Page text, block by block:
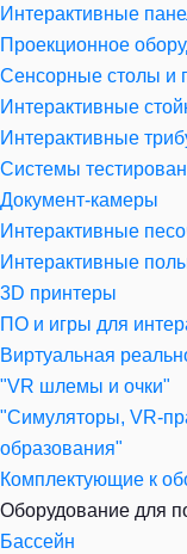
Интерактивные
Проекционное
Сенсорные столы и
Интерактивные
Интерактивные
Системы
Документ-камеры
Интерактивные
Интерактивные
3D принтеры
ПО и игры для
Виртуальная
"VR шлемы и очки"
"Симуляторы, VR-
образования"
Комплектующие к
Оборудование для
Бассейн